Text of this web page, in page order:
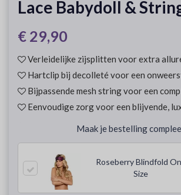
Lace Babydoll &
€ 29,90
Verleidelijke zijsplitten voor extra
Hartclip bij decolleté voor een
Bijpassende mesh string voor een
Eenvoudige zorg voor een blijvende,
Maak je bestelling
Roseberry Blindfold
Size